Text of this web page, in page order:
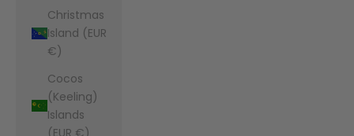
Christmas
Island (EUR
€)
Cocos
(Keeling)
Islands
(EUR €)